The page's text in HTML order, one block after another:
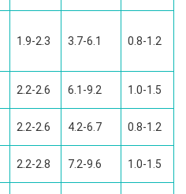
1.9-2.3 3.7-6.1 0.8-1.2
2.2-2.6 6.1-9.2 1.0-1.5
2.2-2.6 4.2-6.7 0.8-1.2
2.2-2.8 7.2-9.6 1.0-1.5